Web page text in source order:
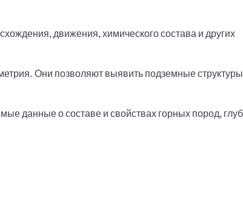
движения, химического состава и других
Они позволяют выявить подземные
данные о составе и свойствах горных пород,